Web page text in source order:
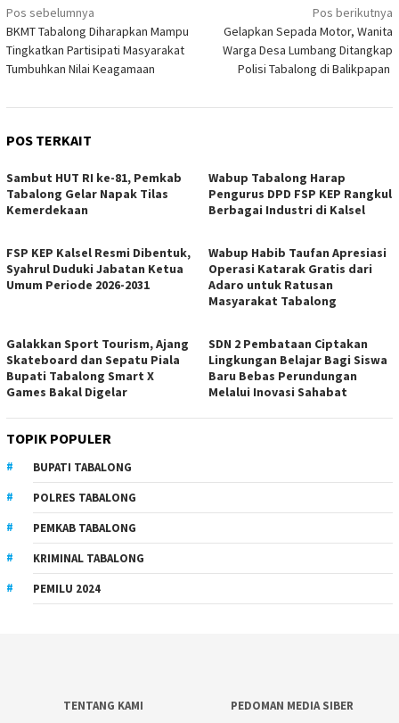
Navigasi
pos
Pos sebelumnya
BKMT Tabalong Diharapkan Mampu
Tingkatkan Partisipati Masyarakat
Tumbuhkan Nilai Keagamaan
Pos berikutnya
Gelapkan Sepada Motor, Wanita
Warga Desa Lumbang Ditangkap
Polisi Tabalong di Balikpapan
POS TERKAIT
Sambut HUT RI ke-81, Pemkab
Tabalong Gelar Napak Tilas
Kemerdekaan
Wabup Tabalong Harap
Pengurus DPD FSP KEP Rangkul
Berbagai Industri di Kalsel
FSP KEP Kalsel Resmi Dibentuk,
Syahrul Duduki Jabatan Ketua
Umum Periode 2026-2031
Wabup Habib Taufan Apresiasi
Operasi Katarak Gratis dari
Adaro untuk Ratusan
Masyarakat Tabalong
Galakkan Sport Tourism, Ajang
Skateboard dan Sepatu Piala
Bupati Tabalong Smart X
Games Bakal Digelar
SDN 2 Pembataan Ciptakan
Lingkungan Belajar Bagi Siswa
Baru Bebas Perundungan
Melalui Inovasi Sahabat
TOPIK POPULER
BUPATI TABALONG
POLRES TABALONG
PEMKAB TABALONG
KRIMINAL TABALONG
PEMILU 2024
TENTANG KAMI PEDOMAN MEDIA SIBER